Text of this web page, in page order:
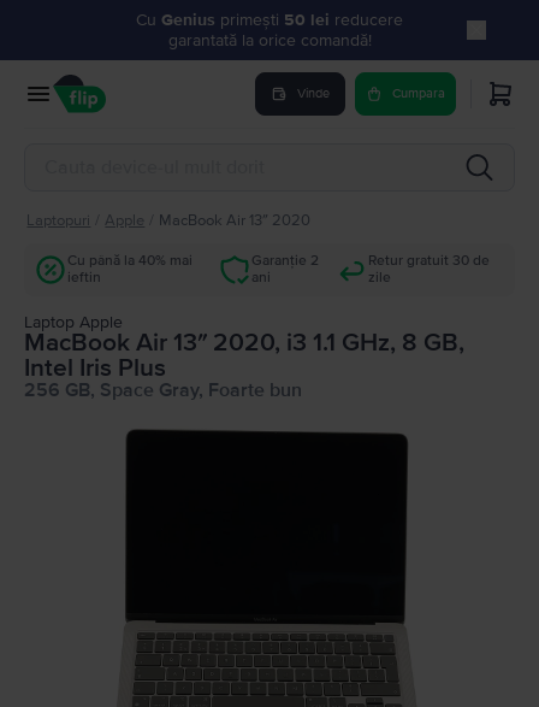
Cu Genius primești 50 lei reducere
garantată la orice comandă!
Vinde Cumpara
Laptopuri Apple MacBook Air 13″ 2020
Cu până la 40% mai
ieftin
Garanție 2
ani
Retur gratuit 30 de
zile
Laptop Apple
MacBook Air 13″ 2020, i3 1.1 GHz, 8 GB,
Intel Iris Plus
256 GB, Space Gray, Foarte bun